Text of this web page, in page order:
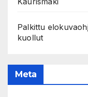
Palkittu
kuollut
Meta